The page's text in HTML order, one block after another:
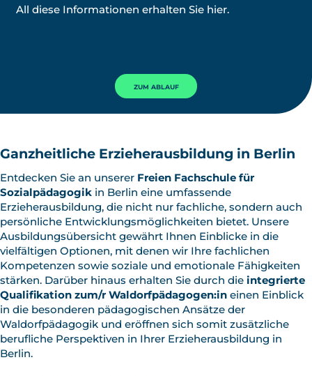
All diese Informationen erhalten Sie hier.
ZUM ABLAUF
Ganzheitliche Erzieherausbildung in Berlin
Entdecken Sie an unserer Freien Fachschule für
Sozialpädagogik in Berlin eine umfassende
Erzieherausbildung, die nicht nur fachliche, sondern auch
persönliche Entwicklungsmöglichkeiten bietet. Unsere
Ausbildungsübersicht gewährt Ihnen Einblicke in die
vielfältigen Optionen, mit denen wir Ihre fachlichen
Kompetenzen sowie soziale und emotionale Fähigkeiten
stärken. Darüber hinaus erhalten Sie durch die integrierte
Qualifikation zum/r Waldorfpädagogen:in einen Einblick
in die besonderen pädagogischen Ansätze der
Waldorfpädagogik und eröffnen sich somit zusätzliche
berufliche Perspektiven in Ihrer Erzieherausbildung in
Berlin.